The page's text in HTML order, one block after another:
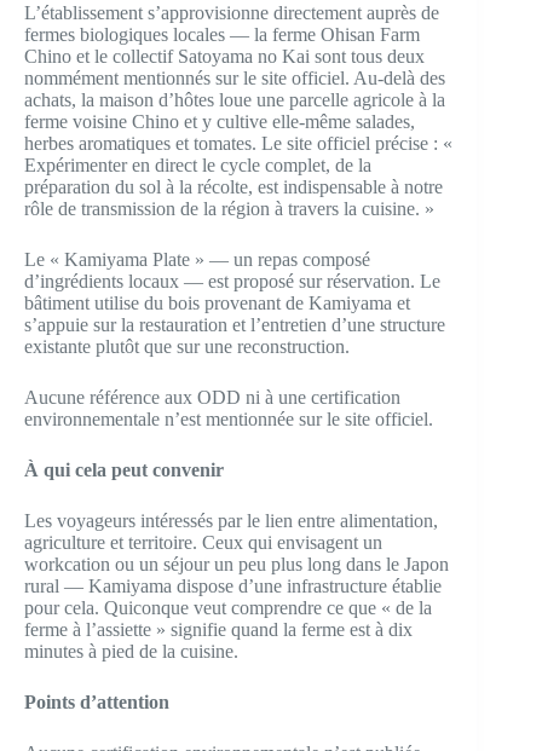
L’établissement s’approvisionne directement auprès de
fermes biologiques locales — la ferme Ohisan Farm
Chino et le collectif Satoyama no Kai sont tous deux
nommément mentionnés sur le site officiel. Au-delà des
achats, la maison d’hôtes loue une parcelle agricole à la
ferme voisine Chino et y cultive elle-même salades,
herbes aromatiques et tomates. Le site officiel précise : «
Expérimenter en direct le cycle complet, de la
préparation du sol à la récolte, est indispensable à notre
rôle de transmission de la région à travers la cuisine. »
Le « Kamiyama Plate » — un repas composé
d’ingrédients locaux — est proposé sur réservation. Le
bâtiment utilise du bois provenant de Kamiyama et
s’appuie sur la restauration et l’entretien d’une structure
existante plutôt que sur une reconstruction.
Aucune référence aux ODD ni à une certification
environnementale n’est mentionnée sur le site officiel.
À qui cela peut convenir
Les voyageurs intéressés par le lien entre alimentation,
agriculture et territoire. Ceux qui envisagent un
workcation ou un séjour un peu plus long dans le Japon
rural — Kamiyama dispose d’une infrastructure établie
pour cela. Quiconque veut comprendre ce que « de la
ferme à l’assiette » signifie quand la ferme est à dix
minutes à pied de la cuisine.
Points d’attention